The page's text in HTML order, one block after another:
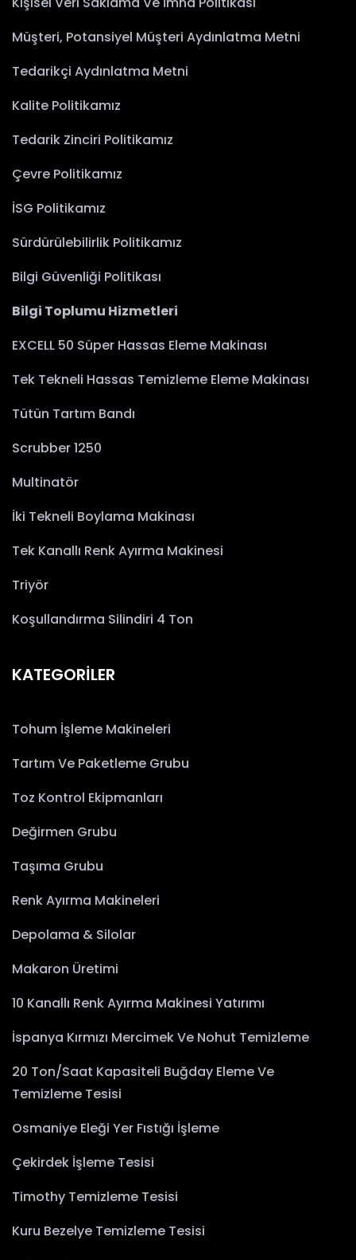
Müşteri, Potansiyel Müşteri Aydınlatma Metni
Tedarikçi Aydınlatma Metni
Kalite Politikamız
Tedarik Zinciri Politikamız
Çevre Politikamız
İSG Politikamız
Sürdürülebilirlik Politikamız
Bilgi Güvenliği Politikası
Bilgi Toplumu Hizmetleri
EXCELL 50 Süper Hassas Eleme Makinası
Tek Tekneli Hassas Temizleme Eleme Makinası
Tütün Tartım Bandı
Scrubber 1250
Multinatör
İki Tekneli Boylama Makinası
Tek Kanallı Renk Ayırma Makinesi
Triyör
Koşullandırma Silindiri 4 Ton
KATEGORİLER
Tohum İşleme Makineleri
Tartım Ve Paketleme Grubu
Toz Kontrol Ekipmanları
Değirmen Grubu
Taşıma Grubu
Renk Ayırma Makineleri
Depolama & Silolar
Makaron Üretimi
10 Kanallı Renk Ayırma Makinesi Yatırımı
İspanya Kırmızı Mercimek Ve Nohut Temizleme
20 Ton/Saat Kapasiteli Buğday Eleme Ve
Temizleme Tesisi
Osmaniye Eleği Yer Fıstığı İşleme
Çekirdek İşleme Tesisi
Timothy Temizleme Tesisi
Kuru Bezelye Temizleme Tesisi